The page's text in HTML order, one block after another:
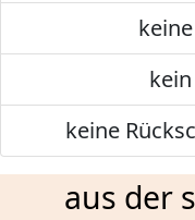
keine
aus der